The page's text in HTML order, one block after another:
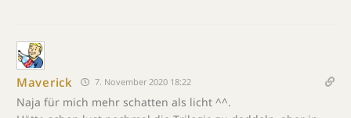
Maverick 7. November 2020 18:22
Naja für mich mehr schatten als licht ^^.